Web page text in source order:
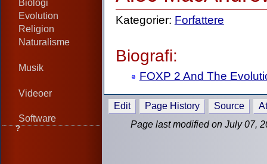
Biologi
Evolution
Religion
Naturalisme
Musik
Videoer
Software
?
Kategorier: Forfattere
Biografi:
FOXP 2 And The
Edit Page History Source
Page last modified on July 07,